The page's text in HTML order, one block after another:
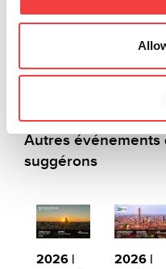
Autres événements
suggérons
2026 |
2026 |